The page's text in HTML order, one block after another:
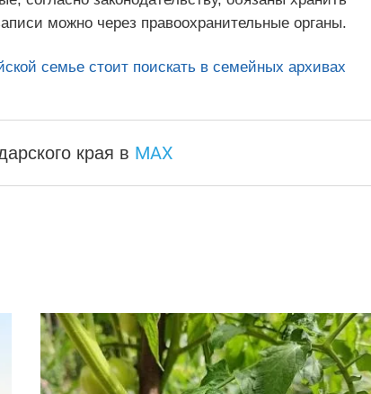
можно через правоохранительные органы.
семье стоит поискать в семейных архивах
края в MAX